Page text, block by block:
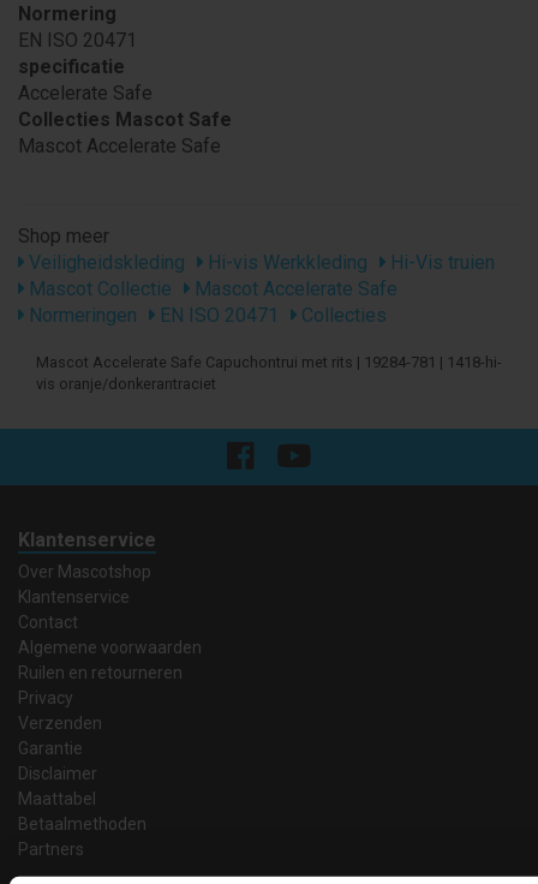
Normering
EN ISO 20471
specificatie
Accelerate Safe
Collecties Mascot Safe
Mascot Accelerate Safe
Shop meer
Veiligheidskleding
Hi-vis Werkkleding
Hi-Vis truien
Mascot Collectie
Mascot Accelerate Safe
Normeringen
EN ISO 20471 Collecties
Mascot Accelerate Safe Capuchontrui met rits | 19284-781 | 1418-hi-
vis oranje/donkerantraciet
Klantenservice
Over Mascotshop
Klantenservice
Contact
Algemene voorwaarden
Ruilen en retourneren
Privacy
Verzenden
Garantie
Disclaimer
Maattabel
Betaalmethoden
Partners